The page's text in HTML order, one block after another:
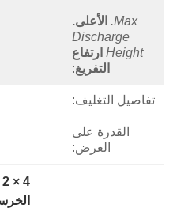
Max. الأعلى.
Discharge
Height ارتفاع
التفريغ:
تفاصيل التغليف:
القدرة على
العرض: